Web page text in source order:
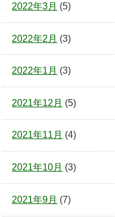
2022年3月 (5)
2022年2月 (3)
2022年1月 (3)
2021年12月 (5)
2021年11月 (4)
2021年10月 (3)
2021年9月 (7)